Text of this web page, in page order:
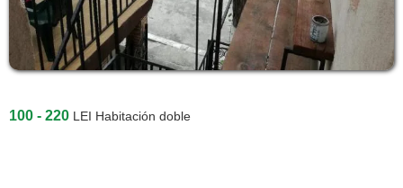
100 - 220 LEI Habitación doble